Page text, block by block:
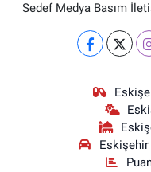
Sedef Medya Basım
Eskişehir